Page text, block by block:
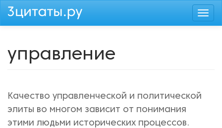
Перейти
управление
Качество управленческой и политической
элиты во многом зависит от понимания
этими людьми исторических процессов.